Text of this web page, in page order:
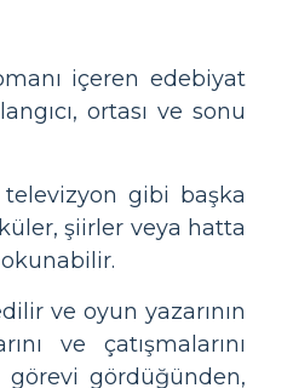
içeren edebiyat
ortası ve sonu
gibi başka
şiirler veya hatta
ve oyun yazarının
ve çatışmalarını
gördüğünden,